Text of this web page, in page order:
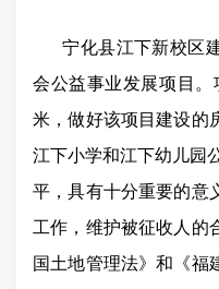
宁化县江下新校区
会公益事业发展项目。
米，做好该项目建设的
江下小学和江下幼儿园
平，具有十分重要的意
工作，维护被征收人的
国土地管理法》和《福